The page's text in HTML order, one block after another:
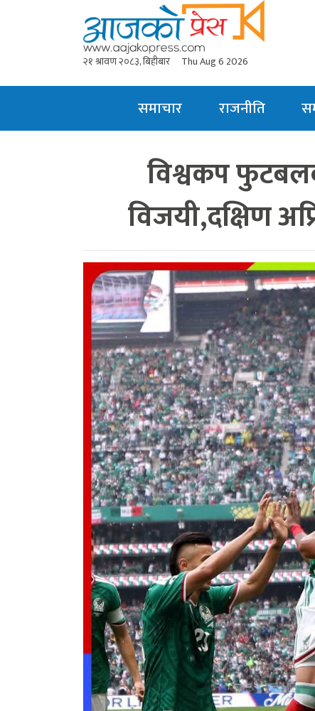
२१ श्रावण २०८३, बिहीबार Thu Aug 6 2026
समाचार राजनीति
विश्वकप
विजयी,दक्षिण